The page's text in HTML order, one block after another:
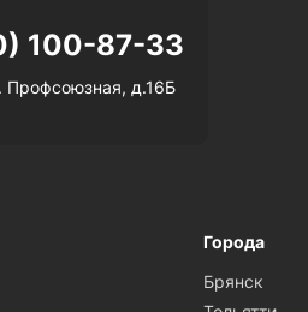
100-87-33
Профсоюзная, д.16Б
Города
Брянск